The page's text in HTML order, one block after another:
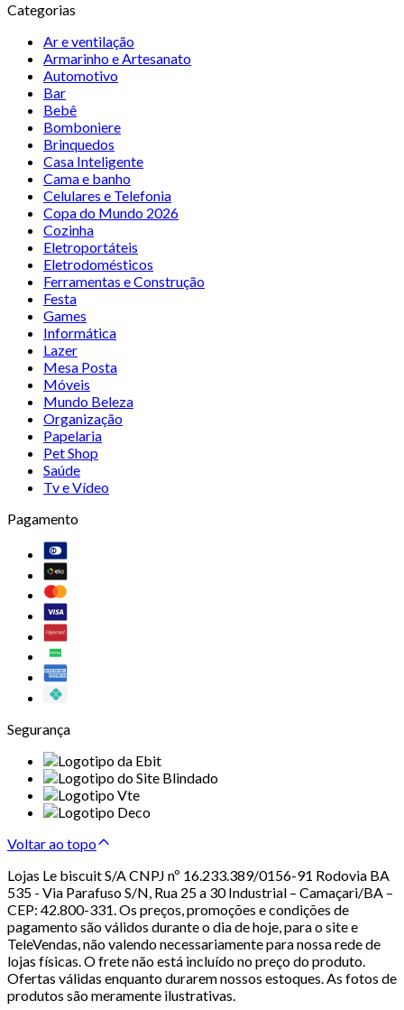
Categorias
Ar e ventilação
Armarinho e Artesanato
Automotivo
Bar
Bebê
Bomboniere
Brinquedos
Casa Inteligente
Cama e banho
Celulares e Telefonia
Copa do Mundo 2026
Cozinha
Eletroportáteis
Eletrodomésticos
Ferramentas e Construção
Festa
Games
Informática
Lazer
Mesa Posta
Móveis
Mundo Beleza
Organização
Papelaria
Pet Shop
Saúde
Tv e Vídeo
Pagamento
Segurança
Voltar ao topo
Lojas Le biscuit S/A CNPJ nº 16.233.389/0156-91 Rodovia BA
535 - Via Parafuso S/N, Rua 25 a 30 Industrial – Camaçari/BA –
CEP: 42.800-331. Os preços, promoções e condições de
pagamento são válidos durante o dia de hoje, para o site e
TeleVendas, não valendo necessariamente para nossa rede de
lojas físicas. O frete não está incluído no preço do produto.
Ofertas válidas enquanto durarem nossos estoques. As fotos de
produtos são meramente ilustrativas.